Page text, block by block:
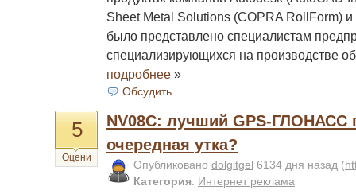
Sheet Metal Solutions (COPRA RollForm)
было представлено специалистам
специализирующихся на производстве
подробнее »
Обсудить
5
Оцени
NV08C: лучший GPS-ГЛОНАСС
очередная утка?
Опубликовано dolgitgel 6134 дня назад (
Категория: Интернет реклама